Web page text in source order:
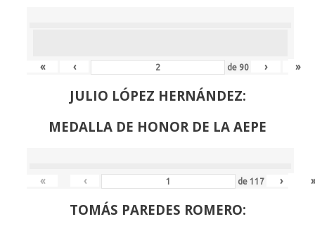
« ‹ de 90 › »
JULIO LÓPEZ HERNÁNDEZ:
MEDALLA DE HONOR DE LA AEPE
« ‹ de117 ›
TOMÁS PAREDES ROMERO: